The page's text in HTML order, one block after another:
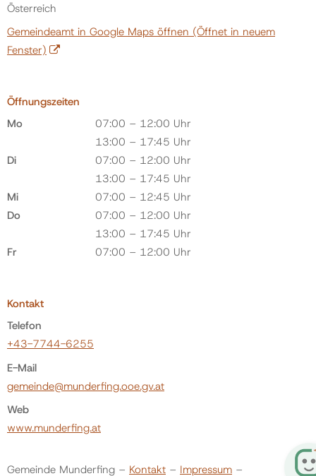
Österreich
Gemeindeamt in Google Maps öffnen (Öffnet in neuem
Fenster)
Öffnungszeiten
Mo
07:00 – 12:00 Uhr
13:00 – 17:45 Uhr
Di
07:00 – 12:00 Uhr
13:00 – 17:45 Uhr
Mi
07:00 – 12:45 Uhr
Do
07:00 – 12:00 Uhr
13:00 – 17:45 Uhr
Fr
07:00 – 12:00 Uhr
Kontakt
Telefon
+43-7744-6255
E-Mail
gemeinde@munderfing.ooe.gv.at
Web
www.munderfing.at
Gemeinde Munderfing – Kontakt – Impressum –